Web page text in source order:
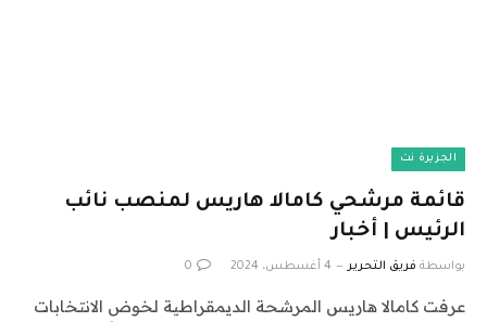
الجزيرة نت
قائمة مرشحي كامالا هاريس لمنصب نائب
الرئيس | أخبار
بواسطة فريق التحرير 4 أغسطس، 2024 0
عرفت كامالا هاريس المرشحة الديمقراطية لخوض الانتخابات